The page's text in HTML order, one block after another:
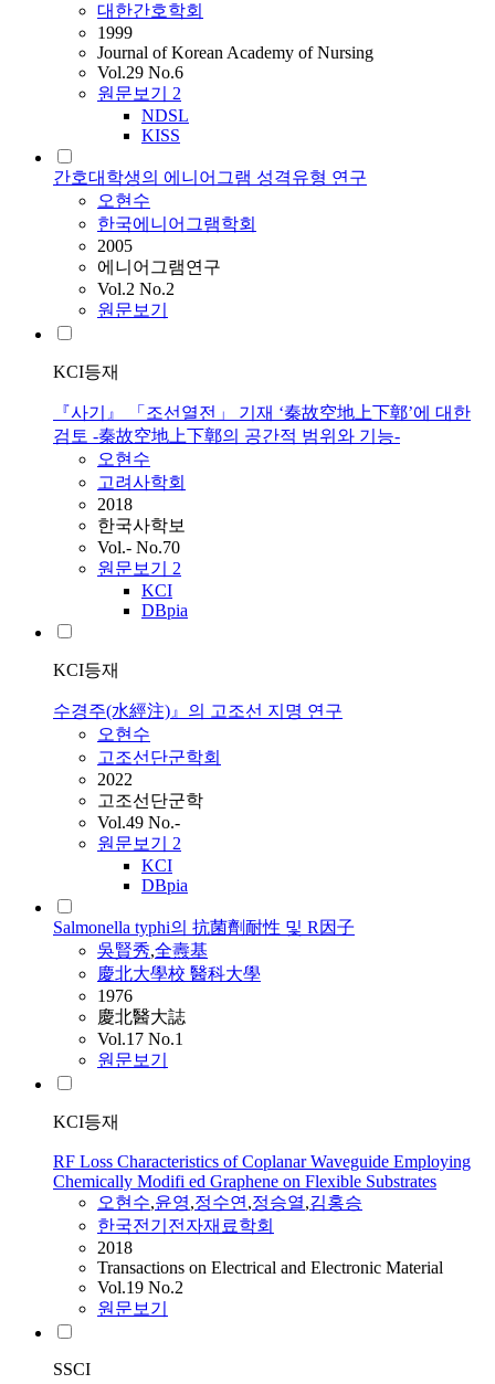
대한간호학회
1999
Journal of Korean Academy of Nursing
Vol.29 No.6
원문보기 2
NDSL
KISS
간호대학생의 에니어그램 성격유형 연구
오현수
한국에니어그램학회
2005
에니어그램연구
Vol.2 No.2
원문보기
KCI등재
『사기』 「조선열전」 기재 ‘秦故空地上下鄣’에 대한
검토 -秦故空地上下鄣의 공간적 범위와 기능-
오현수
고려사학회
2018
한국사학보
Vol.- No.70
원문보기 2
KCI
DBpia
KCI등재
수경주(水經注)』의 고조선 지명 연구
오현수
고조선단군학회
2022
고조선단군학
Vol.49 No.-
원문보기 2
KCI
DBpia
Salmonella typhi의 抗菌劑耐性 및 R因子
吳賢秀,全燾基
慶北大學校 醫科大學
1976
慶北醫大誌
Vol.17 No.1
원문보기
KCI등재
RF Loss Characteristics of Coplanar Waveguide Employing
Chemically Modifi ed Graphene on Flexible Substrates
오현수,윤영,정수연,정승열,김홍승
한국전기전자재료학회
2018
Transactions on Electrical and Electronic Material
Vol.19 No.2
원문보기
SSCI